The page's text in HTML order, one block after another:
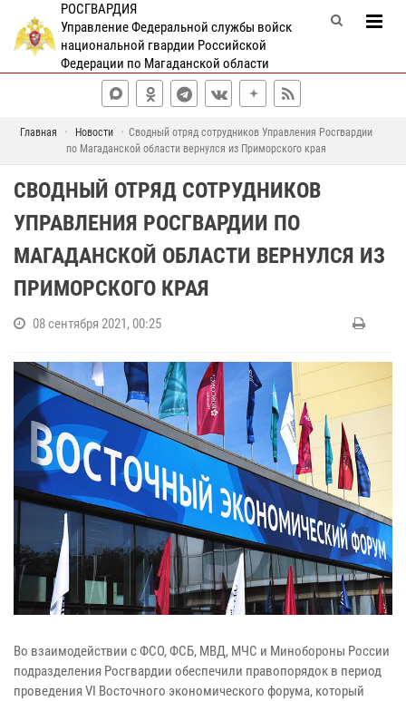
РОСГВАРДИЯ
Управление Федеральной службы войск
национальной гвардии Российской
Федерации по Магаданской области
Главная Новости
Сводный отряд сотрудников Управления Росгвардии
по Магаданской области вернулся из Приморского края
СВОДНЫЙ ОТРЯД СОТРУДНИКОВ
УПРАВЛЕНИЯ РОСГВАРДИИ ПО
МАГАДАНСКОЙ ОБЛАСТИ ВЕРНУЛСЯ ИЗ
ПРИМОРСКОГО КРАЯ
08 сентября 2021, 00:25
Во взаимодействии с ФСО, ФСБ, МВД, МЧС и Минобороны России
подразделения Росгвардии обеспечили правопорядок в период
проведения VI Восточного экономического форума, который